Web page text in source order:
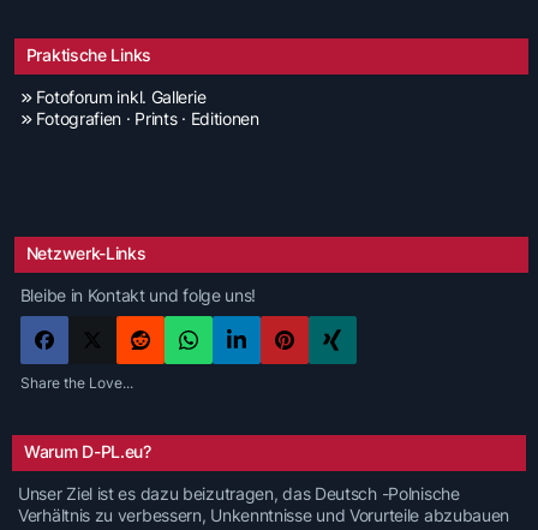
Praktische Links
Fotoforum inkl. Gallerie
Fotografien · Prints · Editionen
Netzwerk-Links
Bleibe in Kontakt und folge uns!
Share the Love...
Warum D-PL.eu?
Unser Ziel ist es dazu beizutragen, das Deutsch -Polnische
Verhältnis zu verbessern, Unkenntnisse und Vorurteile abzubauen